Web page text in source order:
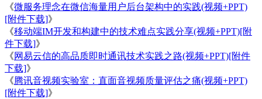
《微服务理念在微信海量用户后台架构中的实践(视频+PPT)
[附件下载]》
《移动端IM开发和构建中的技术难点实践分享(视频+PPT)[附
件下载]》
《网易云信的高品质即时通讯技术实践之路(视频+PPT)[附件
下载]》
《腾讯音视频实验室：直面音视频质量评估之痛(视频+PPT)
[附件下载]》